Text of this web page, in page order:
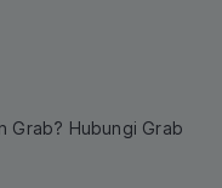
Grab? Hubungi Grab